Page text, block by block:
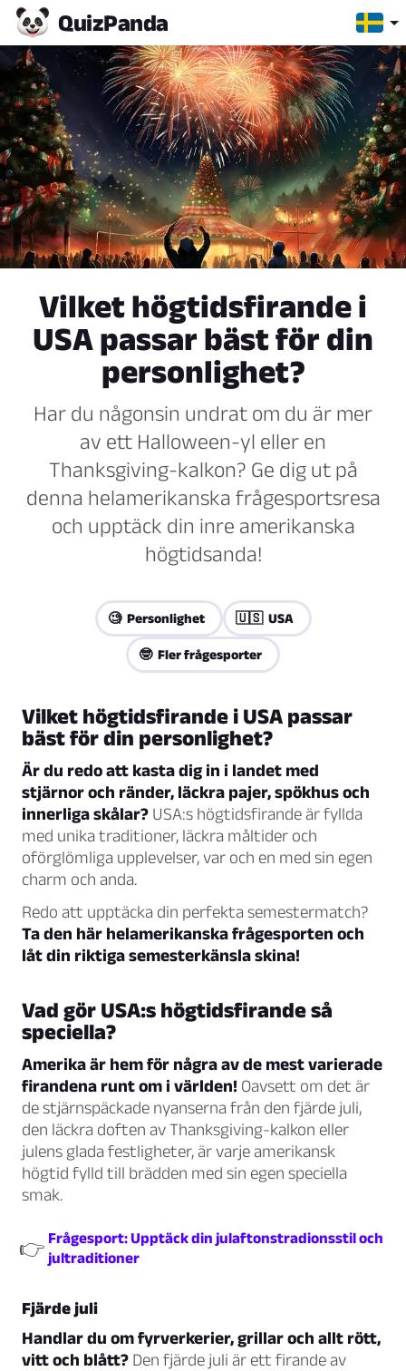
QuizPanda
Vilket högtidsfirande i
USA passar bäst för din
personlighet?
Har du någonsin undrat om du är mer
av ett Halloween-yl eller en
Thanksgiving-kalkon? Ge dig ut på
denna helamerikanska frågesportsresa
och upptäck din inre amerikanska
högtidsanda!
🧐 Personlighet 🇺🇸 USA
🤓 Fler frågesporter
Vilket högtidsfirande i USA passar
bäst för din personlighet?
Är du redo att kasta dig in i landet med
stjärnor och ränder, läckra pajer, spökhus och
innerliga skålar? USA:s högtidsfirande är fyllda
med unika traditioner, läckra måltider och
oförglömliga upplevelser, var och en med sin egen
charm och anda.
Redo att upptäcka din perfekta semestermatch?
Ta den här helamerikanska frågesporten och
låt din riktiga semesterkänsla skina!
Vad gör USA:s högtidsfirande så
speciella?
Amerika är hem för några av de mest varierade
firandena runt om i världen! Oavsett om det är
de stjärnspäckade nyanserna från den fjärde juli,
den läckra doften av Thanksgiving-kalkon eller
julens glada festligheter, är varje amerikansk
högtid fylld till brädden med sin egen speciella
smak.
👉 Frågesport: Upptäck din julaftonstradionsstil och
jultraditioner
Fjärde juli
Handlar du om fyrverkerier, grillar och allt rött,
vitt och blått? Den fjärde juli är ett firande av